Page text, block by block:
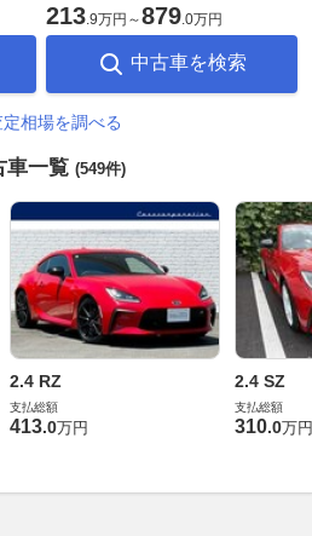
213.9万円 ～879.0万円
中古車を検索
相場を調べる
車一覧 (549件)
2.4 RZ
支払総額
413.0万円
2.4 SZ
支払総額
310.0万円